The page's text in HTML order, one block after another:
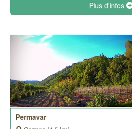
Plus d'infos
Permavar